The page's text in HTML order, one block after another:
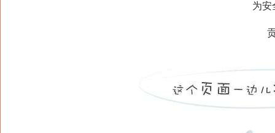
为安全
贡